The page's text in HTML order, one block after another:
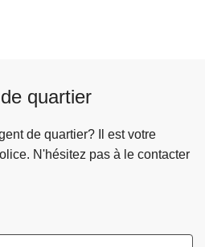
quartier
de quartier? Il est votre
N'hésitez pas à le contacter